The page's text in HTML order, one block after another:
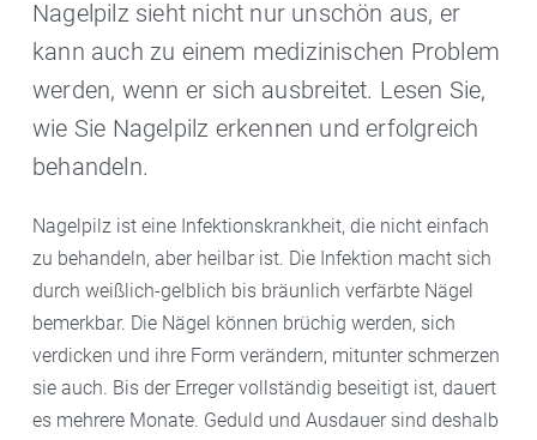
Nagelpilz sieht nicht nur unschön aus, er
kann auch zu einem medizinischen Problem
werden, wenn er sich ausbreitet. Lesen Sie,
wie Sie Nagelpilz erkennen und erfolgreich
behandeln.
Nagelpilz ist eine Infektionskrankheit, die nicht einfach
zu behandeln, aber heilbar ist. Die Infektion macht sich
durch weißlich-gelblich bis bräunlich verfärbte Nägel
bemerkbar. Die Nägel können brüchig werden, sich
verdicken und ihre Form verändern, mitunter schmerzen
sie auch. Bis der Erreger vollständig beseitigt ist, dauert
es mehrere Monate. Geduld und Ausdauer sind deshalb